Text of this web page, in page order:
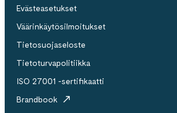
Evästeasetukset
Väärinkäytösilmoitukset
Tietosuojaseloste
Tietoturvapolitiikka
ISO 27001 -sertifikaatti
Brandbook